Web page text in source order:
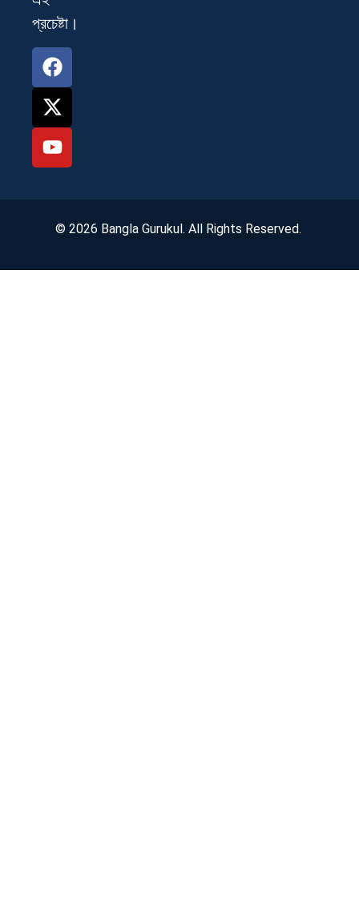
প্রচেষ্টা।
© 2026 Bangla Gurukul. All Rights Reserved.